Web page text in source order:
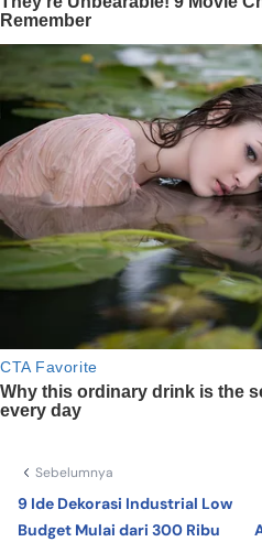
Sebelumnya
9 Ide Dekorasi Industrial Low
Budget Mulai dari 300 Ribu